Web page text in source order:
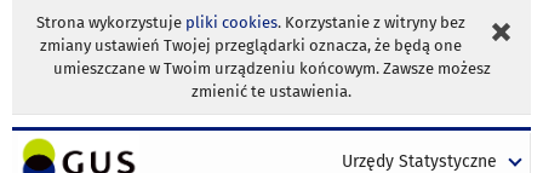
Strona wykorzystuje pliki cookies. Korzystanie z witryny bez
zmiany ustawień Twojej przeglądarki oznacza, że będą one
umieszczane w Twoim urządzeniu końcowym. Zawsze możesz
zmienić te ustawienia.
Urzędy Statystyczne